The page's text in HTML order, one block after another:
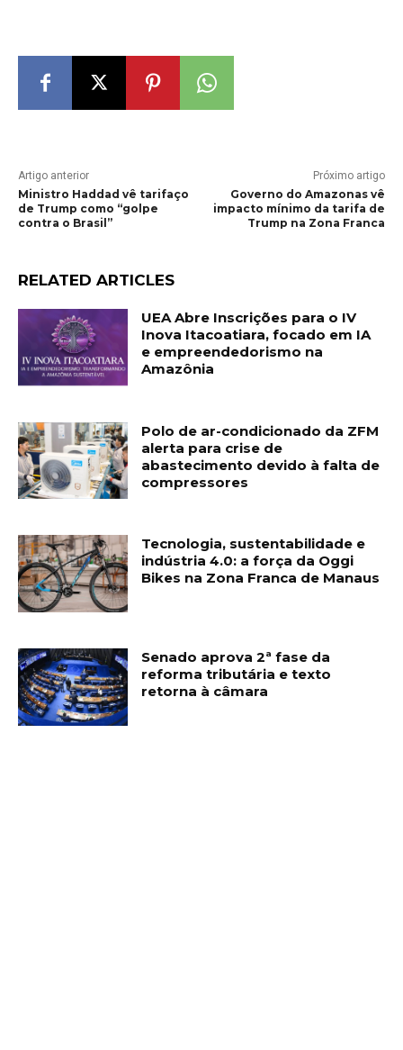
Artigo anterior
Ministro Haddad vê tarifaço
de Trump como “golpe
contra o Brasil”
Próximo artigo
Governo do Amazonas vê
impacto mínimo da tarifa de
Trump na Zona Franca
RELATED ARTICLES
UEA Abre Inscrições para o IV
Inova Itacoatiara, focado em IA
e empreendedorismo na
Amazônia
Polo de ar-condicionado da ZFM
alerta para crise de
abastecimento devido à falta de
compressores
Tecnologia, sustentabilidade e
indústria 4.0: a força da Oggi
Bikes na Zona Franca de Manaus
Senado aprova 2ª fase da
reforma tributária e texto
retorna à câmara